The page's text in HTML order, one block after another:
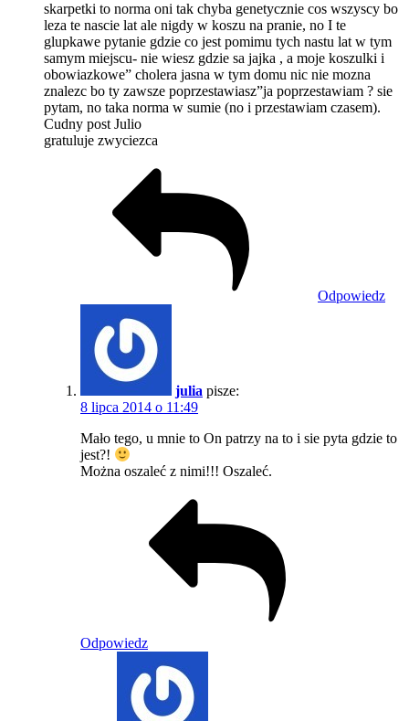
skarpetki to norma oni tak chyba genetycznie cos wszyscy bo
leza te nascie lat ale nigdy w koszu na pranie, no I te
glupkawe pytanie gdzie co jest pomimu tych nastu lat w tym
samym miejscu- nie wiesz gdzie sa jajka , a moje koszulki i
obowiazkowe” cholera jasna w tym domu nic nie mozna
znalezc bo ty zawsze poprzestawiasz”ja poprzestawiam ? sie
pytam, no taka norma w sumie (no i przestawiam czasem).
Cudny post Julio
gratuluje zwyciezca
Odpowiedz
julia pisze:
8 lipca 2014 o 11:49
Mało tego, u mnie to On patrzy na to i sie pyta gdzie to
jest?!
Można oszaleć z nimi!!! Oszaleć.
Odpowiedz